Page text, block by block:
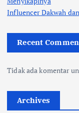
Influencer Dakwah
Recent
Tidak ada komentar
Archives